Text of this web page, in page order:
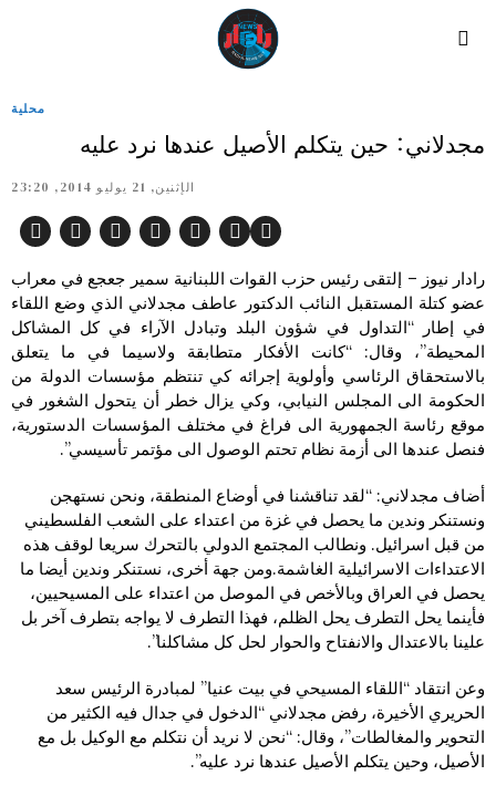
محلية
مجدلاني: حين يتكلم الأصيل عندها نرد عليه
الإثنين, 21 يوليو 2014, 23:20
رادار نيوز – إلتقى رئيس حزب القوات اللبنانية سمير جعجع في معراب
عضو كتلة المستقبل النائب الدكتور عاطف مجدلاني الذي وضع اللقاء
في إطار “التداول في شؤون البلد وتبادل الآراء في كل المشاكل
المحيطة”، وقال: “كانت الأفكار متطابقة ولاسيما في ما يتعلق
بالاستحقاق الرئاسي وأولوية إجرائه كي تنتظم مؤسسات الدولة من
الحكومة الى المجلس النيابي، وكي يزال خطر أن يتحول الشغور في
موقع رئاسة الجمهورية الى فراغ في مختلف المؤسسات الدستورية،
فنصل عندها الى أزمة نظام تحتم الوصول الى مؤتمر تأسيسي”.
أضاف مجدلاني: “لقد تناقشنا في أوضاع المنطقة، ونحن نستهجن
ونستنكر وندين ما يحصل في غزة من اعتداء على الشعب الفلسطيني
من قبل اسرائيل. ونطالب المجتمع الدولي بالتحرك سريعا لوقف هذه
الاعتداءات الاسرائيلية الغاشمة.ومن جهة أخرى، نستنكر وندين أيضا ما
يحصل في العراق وبالأخص في الموصل من اعتداء على المسيحيين،
فأينما يحل التطرف يحل الظلم، فهذا التطرف لا يواجه بتطرف آخر بل
علينا بالاعتدال والانفتاح والحوار لحل كل مشاكلنا”.
وعن انتقاد “اللقاء المسيحي في بيت عنيا” لمبادرة الرئيس سعد
الحريري الأخيرة، رفض مجدلاني “الدخول في جدال فيه الكثير من
التحوير والمغالطات”، وقال: “نحن لا نريد أن نتكلم مع الوكيل بل مع
الأصيل، وحين يتكلم الأصيل عندها نرد عليه”.